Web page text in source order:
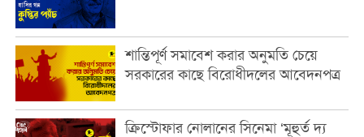
শান্তিপূর্ণ সমাবেশ করার অনুমতি চেয়ে
সরকারের কাছে বিরোধীদলের আবেদনপত্র
ক্রিস্টোফার নোলানের সিনেমা ‘মূহুর্ত দ্য